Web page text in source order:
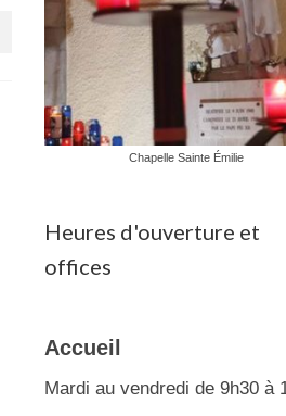
Chapelle Sainte Émilie
Heures d'ouverture et
offices
Accueil
Mardi au vendredi de 9h30 à